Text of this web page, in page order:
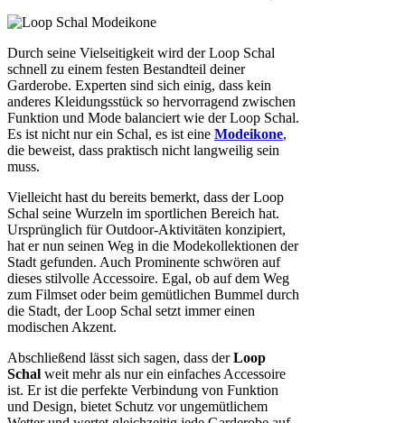
Durch seine Vielseitigkeit wird der Loop Schal
schnell zu einem festen Bestandteil deiner
Garderobe. Experten sind sich einig, dass kein
anderes Kleidungsstück so hervorragend zwischen
Funktion und Mode balanciert wie der Loop Schal.
Es ist nicht nur ein Schal, es ist eine Modeikone,
die beweist, dass praktisch nicht langweilig sein
muss.
Vielleicht hast du bereits bemerkt, dass der Loop
Schal seine Wurzeln im sportlichen Bereich hat.
Ursprünglich für Outdoor-Aktivitäten konzipiert,
hat er nun seinen Weg in die Modekollektionen der
Stadt gefunden. Auch Prominente schwören auf
dieses stilvolle Accessoire. Egal, ob auf dem Weg
zum Filmset oder beim gemütlichen Bummel durch
die Stadt, der Loop Schal setzt immer einen
modischen Akzent.
Abschließend lässt sich sagen, dass derLoop
Schal weit mehr als nur ein einfaches Accessoire
ist. Er ist die perfekte Verbindung von Funktion
und Design, bietet Schutz vor ungemütlichem